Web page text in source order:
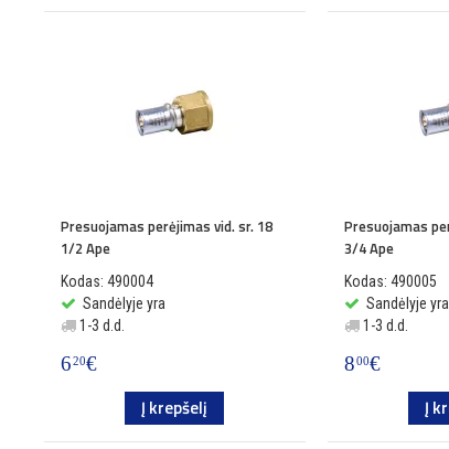
Presuojamas perėjimas vid. sr. 18
1/2 Ape
Kodas: 490004
Sandėlyje yra
1-3 d.d.
620€
Į krepšelį
Presuojamas
3/4 Ape
Kodas: 490005
Sandėlyje yra
1-3 d.d.
800€
Į